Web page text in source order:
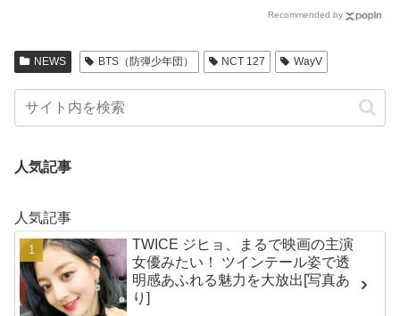
Recommended by
NEWS BTS（防弾少年団） NCT 127 WayV
人気記事
人気記事
TWICE ジヒョ、まるで映画の主演
女優みたい！ ツインテール姿で透
明感あふれる魅力を大放出[写真あ
り]